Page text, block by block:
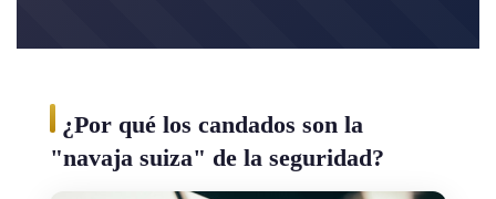
¿Por qué los candados son la
"navaja suiza" de la seguridad?